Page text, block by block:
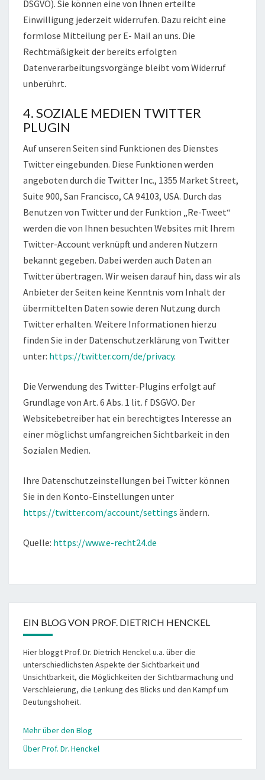
DSGVO). Sie können eine von Ihnen erteilte
Einwilligung jederzeit widerrufen. Dazu reicht eine
formlose Mitteilung per E- Mail an uns. Die
Rechtmäßigkeit der bereits erfolgten
Datenverarbeitungsvorgänge bleibt vom Widerruf
unberührt.
4. SOZIALE MEDIEN TWITTER
PLUGIN
Auf unseren Seiten sind Funktionen des Dienstes
Twitter eingebunden. Diese Funktionen werden
angeboten durch die Twitter Inc., 1355 Market Street,
Suite 900, San Francisco, CA 94103, USA. Durch das
Benutzen von Twitter und der Funktion „Re-Tweet“
werden die von Ihnen besuchten Websites mit Ihrem
Twitter-Account verknüpft und anderen Nutzern
bekannt gegeben. Dabei werden auch Daten an
Twitter übertragen. Wir weisen darauf hin, dass wir als
Anbieter der Seiten keine Kenntnis vom Inhalt der
übermittelten Daten sowie deren Nutzung durch
Twitter erhalten. Weitere Informationen hierzu
finden Sie in der Datenschutzerklärung von Twitter
unter: https://twitter.com/de/privacy.
Die Verwendung des Twitter-Plugins erfolgt auf
Grundlage von Art. 6 Abs. 1 lit. f DSGVO. Der
Websitebetreiber hat ein berechtigtes Interesse an
einer möglichst umfangreichen Sichtbarkeit in den
Sozialen Medien.
Ihre Datenschutzeinstellungen bei Twitter können
Sie in den Konto-Einstellungen unter
https://twitter.com/account/settings ändern.
Quelle: https://www.e-recht24.de
EIN BLOG VON PROF. DIETRICH HENCKEL
Hier bloggt Prof. Dr. Dietrich Henckel u.a. über die
unterschiedlichsten Aspekte der Sichtbarkeit und
Unsichtbarkeit, die Möglichkeiten der Sichtbarmachung und
Verschleierung, die Lenkung des Blicks und den Kampf um
Deutungshoheit.
Mehr über den Blog
Über Prof. Dr. Henckel